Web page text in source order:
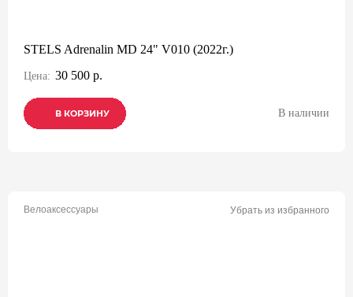
STELS Adrenalin MD 24" V010 (2022г.)
Цена: 30 500 р.
В КОРЗИНУ
В КОРЗИНУ
В КОРЗИНУ В наличии
Велоаксессуары Убрать из избранного